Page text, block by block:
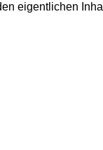
eigentlichen